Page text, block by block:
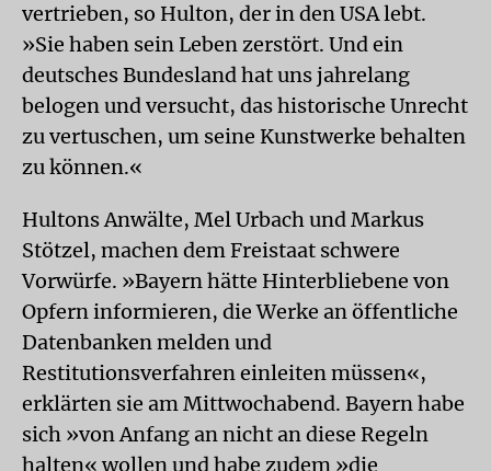
vertrieben, so Hulton, der in den USA lebt.
»Sie haben sein Leben zerstört. Und ein
deutsches Bundesland hat uns jahrelang
belogen und versucht, das historische Unrecht
zu vertuschen, um seine Kunstwerke behalten
zu können.«
Hultons Anwälte, Mel Urbach und Markus
Stötzel, machen dem Freistaat schwere
Vorwürfe. »Bayern hätte Hinterbliebene von
Opfern informieren, die Werke an öffentliche
Datenbanken melden und
Restitutionsverfahren einleiten müssen«,
erklärten sie am Mittwochabend. Bayern habe
sich »von Anfang an nicht an diese Regeln
halten« wollen und habe zudem »die